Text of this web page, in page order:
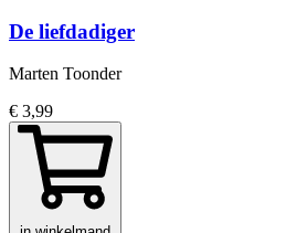
De liefdadiger
Marten Toonder
€ 3,99